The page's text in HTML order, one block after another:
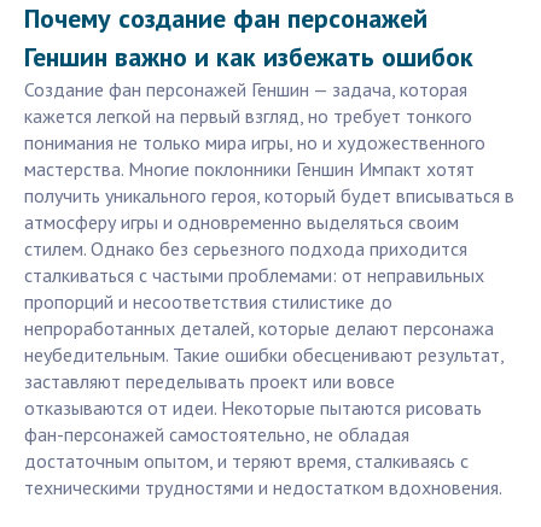
Почему создание фан персонажей
Геншин важно и как избежать ошибок
Создание фан персонажей Геншин — задача, которая
кажется легкой на первый взгляд, но требует тонкого
понимания не только мира игры, но и художественного
мастерства. Многие поклонники Геншин Импакт хотят
получить уникального героя, который будет вписываться в
атмосферу игры и одновременно выделяться своим
стилем. Однако без серьезного подхода приходится
сталкиваться с частыми проблемами: от неправильных
пропорций и несоответствия стилистике до
непроработанных деталей, которые делают персонажа
неубедительным. Такие ошибки обесценивают результат,
заставляют переделывать проект или вовсе
отказываются от идеи. Некоторые пытаются рисовать
фан-персонажей самостоятельно, не обладая
достаточным опытом, и теряют время, сталкиваясь с
техническими трудностями и недостатком вдохновения.